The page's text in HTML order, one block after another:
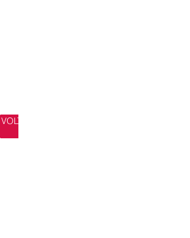
VOLTAR AOS ACESSÓRIOS